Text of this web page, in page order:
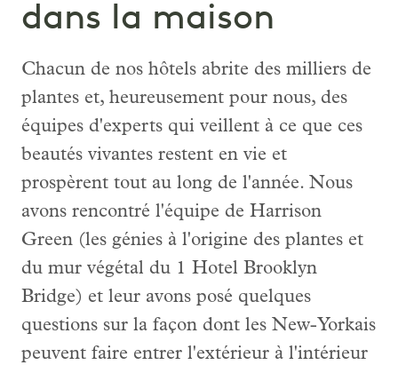
dans la maison
Chacun de nos hôtels abrite des milliers de
plantes et, heureusement pour nous, des
équipes d'experts qui veillent à ce que ces
beautés vivantes restent en vie et
prospèrent tout au long de l'année. Nous
avons rencontré l'équipe de Harrison
Green (les génies à l'origine des plantes et
du mur végétal du 1 Hotel Brooklyn
Bridge) et leur avons posé quelques
questions sur la façon dont les New-Yorkais
peuvent faire entrer l'extérieur à l'intérieur